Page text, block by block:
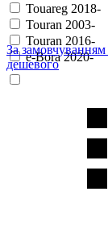
Touareg 2018-
Touran 2003-
Touran 2016-
e-Bora 2020-
За замовчуванням
дешевого